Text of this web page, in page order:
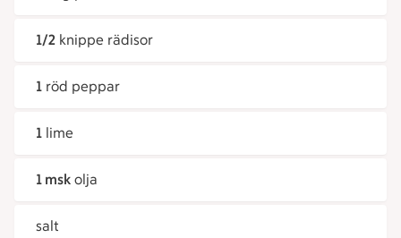
1/2 knippe rädisor
1 röd peppar
1 lime
1 msk olja
salt